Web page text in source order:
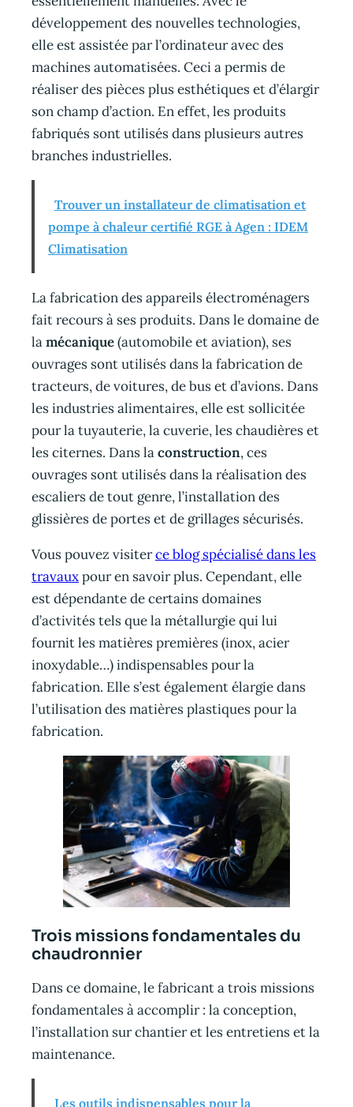
développement des nouvelles technologies,
elle est assistée par l’ordinateur avec des
machines automatisées. Ceci a permis de
réaliser des pièces plus esthétiques et d’élargir
son champ d’action. En effet, les produits
fabriqués sont utilisés dans plusieurs autres
branches industrielles.
Trouver un installateur de climatisation et
pompe à chaleur certifié RGE à Agen : IDEM
Climatisation
La fabrication des appareils électroménagers
fait recours à ses produits. Dans le domaine de
lamécanique(automobile et aviation), ses
ouvrages sont utilisés dans la fabrication de
tracteurs, de voitures, de bus et d’avions. Dans
les industries alimentaires, elle est sollicitée
pour la tuyauterie, la cuverie, les chaudières et
les citernes. Dans laconstruction, ces
ouvrages sont utilisés dans la réalisation des
escaliers de tout genre, l’installation des
glissières de portes et de grillages sécurisés.
Vous pouvez visiterce blog spécialisé dans les
travauxpour en savoir plus. Cependant, elle
est dépendante de certains domaines
d’activités tels que la métallurgie qui lui
fournit les matières premières (inox, acier
inoxydable…) indispensables pour la
fabrication. Elle s’est également élargie dans
l’utilisation des matières plastiques pour la
fabrication.
Trois missions fondamentales du
chaudronnier
Dans ce domaine, le fabricant a trois missions
fondamentales à accomplir : la conception,
l’installation sur chantier et les entretiens et la
maintenance.
Les outils indispensables pour la